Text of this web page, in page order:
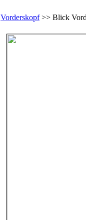
Vorderskopf>> Blick